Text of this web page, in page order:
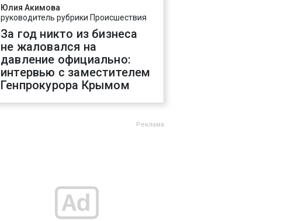
Юлия Акимова
руководитель рубрики Происшествия
За год никто из бизнеса
не жаловался на
давление официально:
интервью с заместителем
Генпрокурора Крымом